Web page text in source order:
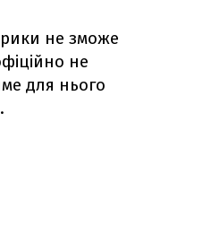
не зможе
не
для нього
.